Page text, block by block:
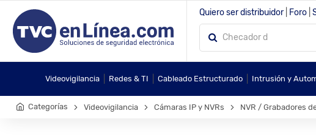
Quiero ser distribuidor Foro
Videovigilancia Redes & TI Cableado Estructurado Intrusión y
Categorías Videovigilancia Cámaras IP y NVRs NVR / Grabadores